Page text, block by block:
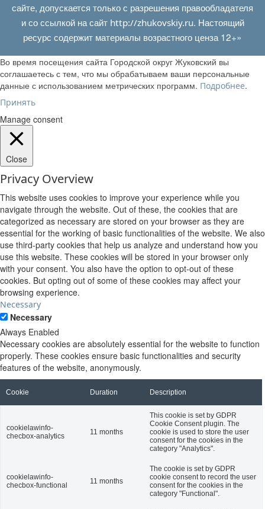
сайте, допускается только с разрешения правообладателя
и со ссылкой на сайт http://zhukovskiy.ru. Настоящий
ресурс содержит материалы возрастного ценза 12+»
Во время посещения сайта Городской округ Жуковский вы
соглашаетесь с тем, что мы обрабатываем ваши персональные
данные с использованием метрических программ. Подробнее.
Принять
Manage consent
Close
Privacy Overview
This website uses cookies to improve your experience while you
navigate through the website. Out of these, the cookies that are
categorized as necessary are stored on your browser as they are
essential for the working of basic functionalities of the website. We also
use third-party cookies that help us analyze and understand how you
use this website. These cookies will be stored in your browser only
with your consent. You also have the option to opt-out of these
cookies. But opting out of some of these cookies may affect your
browsing experience.
Necessary
Necessary
Always Enabled
Necessary cookies are absolutely essential for the website to function
properly. These cookies ensure basic functionalities and security
features of the website, anonymously.
Cookie Duration Description
cookielawinfo-
checbox-analytics
11 months
This cookie is set by GDPR
Cookie Consent plugin. The
cookie is used to store the user
consent for the cookies in the
category "Analytics".
cookielawinfo-
checbox-functional
11 months
The cookie is set by GDPR
cookie consent to record the user
consent for the cookies in the
category "Functional".